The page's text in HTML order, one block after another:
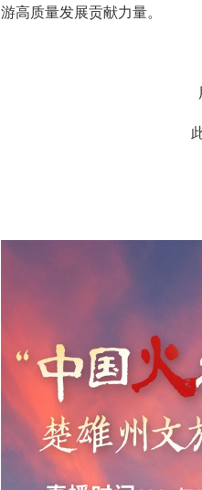
游高质量发展贡献力量。